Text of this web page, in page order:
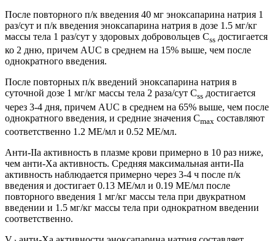
После повторного п/к введения 40 мг эноксапарина натрия 1
раз/сут и п/к введения эноксапарина натрия в дозе 1.5 мг/кг
массы тела 1 раз/сут у здоровых добровольцев Css достигается
ко 2 дню, причем AUC в среднем на 15% выше, чем после
однократного введения.
После повторных п/к введений эноксапарина натрия в
суточной дозе 1 мг/кг массы тела 2 раза/сут Css достигается
через 3-4 дня, причем AUC в среднем на 65% выше, чем после
однократного введения, и средние значения Cmax составляют
соответственно 1.2 МЕ/мл и 0.52 МЕ/мл.
Анти-IIa активность в плазме крови примерно в 10 раз ниже,
чем анти-Xа активность. Средняя максимальная анти-IIа
активность наблюдается примерно через 3-4 ч после п/к
введения и достигает 0.13 МЕ/мл и 0.19 МЕ/мл после
повторного введения 1 мг/кг массы тела при двукратном
введении и 1.5 мг/кг массы тела при однократном введении
соответственно.